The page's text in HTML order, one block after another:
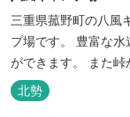
三重県菰野町の八風
プ場です。 豊富な
ができます。 また峠
す。
北勢